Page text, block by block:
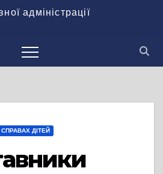
адміністрації
ДІТЕЙ